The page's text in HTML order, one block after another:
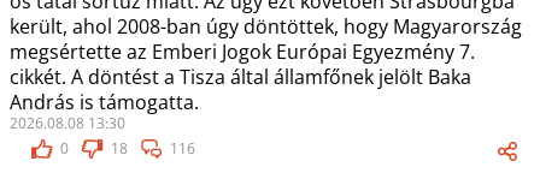
került, ahol 2008-ban úgy döntöttek, hogy Magyarország
megsértette az Emberi Jogok Európai Egyezmény 7.
cikkét. A döntést a Tisza által államfőnek jelölt Baka
András is támogatta.
2026.08.08 13:30
0
18 116